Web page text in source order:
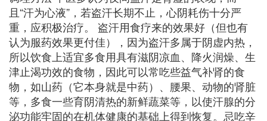
且“汗为心液”，若盗汗长期不止，心阴耗伤十分严
重，应积极治疗。 盗汗用食疗来的效果好（但也有
认为服药效果更付佳），因为盗汗多属于阴虚内热，
所以饮食上适宜多食用具有滋阴凉血、降火润燥、生
津止渴功效的食物，因此可以常吃些益气补肾的食
物，如山药（它本身就是中药）、腰果、动物的肾脏
等，多食一些育阴清热的新鲜蔬菜等，以使汗腺的分
泌功能牢固的在机体健康的基础上得到恢复。忌吃辛